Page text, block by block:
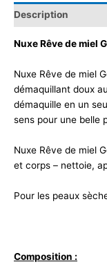
Description
Nuxe Rêve de miel
Nuxe Rêve de miel
démaquillant doux
démaquille en un
sens pour une belle
Nuxe Rêve de miel
et corps – nettoie,
Pour les peaux
Composition :